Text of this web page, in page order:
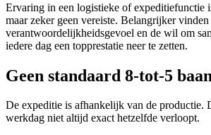
Ervaring in een logistieke of expeditiefunctie
maar zeker geen vereiste. Belangrijker
verantwoordelijkheidsgevoel en de wil om
iedere dag een topprestatie neer te zetten.
Geen standaard 8-tot-5 baan
De expeditie is afhankelijk van de productie.
werkdag niet altijd exact hetzelfde verloopt.